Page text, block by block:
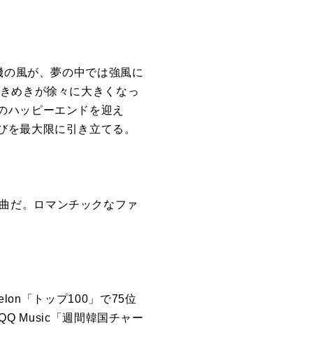
の風が、夢の中では強風に
めきが徐々に大きくなっ
ハッピーエンド を迎え
を最大限に引き立てる。
だ。
ロマンチックなファ
「トップ100」で75位
Music「週間韓国チャー